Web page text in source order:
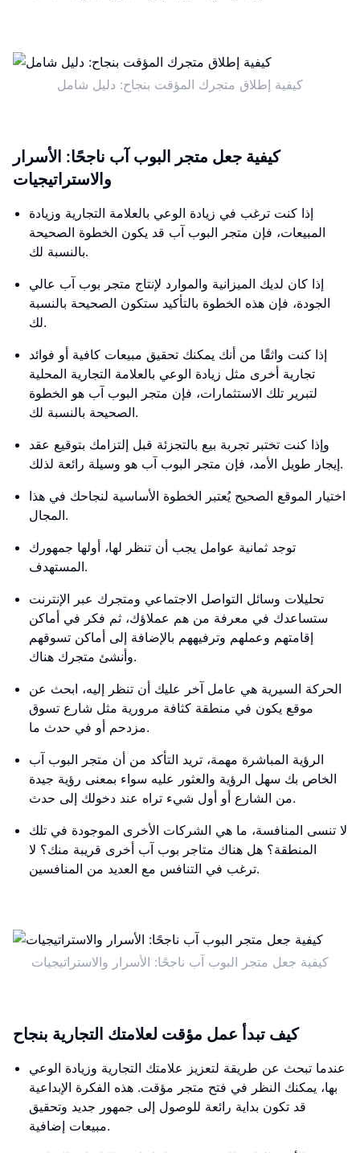
كيفية إطلاق متجرك المؤقت بنجاح: دليل شامل
كيفية جعل متجر البوب ​​آب ناجحًا: الأسرار
والاستراتيجيات
إذا كنت ترغب في زيادة الوعي بالعلامة التجارية وزيادة
المبيعات، فإن متجر البوب ​​آب قد يكون الخطوة الصحيحة
بالنسبة لك.
إذا كان لديك الميزانية والموارد لإنتاج متجر بوب ​​آب عالي
الجودة، فإن هذه الخطوة بالتأكيد ستكون الصحيحة بالنسبة
لك.
إذا كنت واثقًا من أنك يمكنك تحقيق مبيعات كافية أو فوائد
تجارية أخرى مثل زيادة الوعي بالعلامة التجارية المحلية
لتبرير تلك الاستثمارات، فإن متجر البوب ​​آب هو الخطوة
الصحيحة بالنسبة لك.
وإذا كنت تختبر تجربة بيع بالتجزئة قبل إلتزامك بتوقيع عقد
إيجار طويل الأمد، فإن متجر البوب ​​آب هو وسيلة رائعة لذلك.
اختيار الموقع الصحيح يُعتبر الخطوة الأساسية لنجاحك في هذا
المجال.
توجد ثمانية عوامل يجب أن تنظر لها، أولها جمهورك
المستهدف.
تحليلات وسائل التواصل الاجتماعي ومتجرك عبر الإنترنت
ستساعدك في معرفة من هم عملاؤك، ثم فكر في أماكن
إقامتهم وعملهم وترفيههم بالإضافة إلى أماكن تسوقهم
وأنشئ متجرك هناك.
الحركة السيرية هي عامل آخر عليك أن تنظر إليه، ابحث عن
موقع يكون في منطقة كثافة مرورية مثل شارع تسوق
مزدحم أو في حدث ما.
الرؤية المباشرة مهمة، تريد التأكد من أن متجر البوب ​​آب
الخاص بك سهل الرؤية والعثور عليه سواء بمعنى رؤية جيدة
من الشارع أو أول شيء تراه عند دخولك إلى حدث.
لا تنسى المنافسة، ما هي الشركات الأخرى الموجودة في تلك
المنطقة؟ هل هناك متاجر بوب ​​آب أخرى قريبة منك؟ لا
ترغب في التنافس مع العديد من المنافسين.
كيفية جعل متجر البوب ​​آب ناجحًا: الأسرار والاستراتيجيات
كيف تبدأ عمل مؤقت لعلامتك التجارية بنجاح
عندما تبحث عن طريقة لتعزيز علامتك التجارية وزيادة الوعي
بها، يمكنك النظر في فتح متجر مؤقت. هذه الفكرة الإبداعية
قد تكون بداية رائعة للوصول إلى جمهور جديد وتحقيق
مبيعات إضافية.